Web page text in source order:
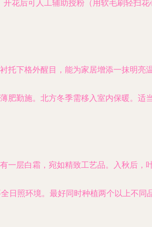
花后可人工辅助授粉（用软毛刷轻扫花
托下格外醒目，能为家居增添一抹明亮
肥勤施。北方冬季需移入室内保暖。适
一层白霜，宛如精致工艺品。入秋后，
日照环境。最好同时种植两个以上不同